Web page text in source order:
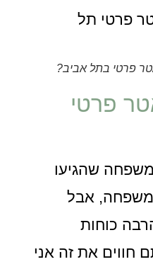
פרטי בתל אביב?
פרטי
שהגיעו
אבל
כוחות
את זה אני